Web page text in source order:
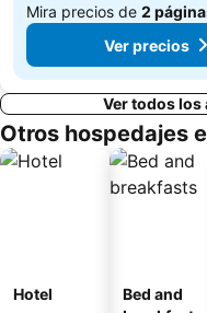
Mira precios de 2
Ver precios
Ver todos los
Otros hospedajes
Hotel
Bed and